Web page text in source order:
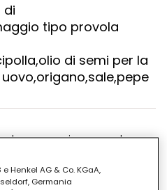
di
tipo provola
di semi per la
e immergerle per
e friggerle in
Henkel AG & Co. KGaA,
Germania